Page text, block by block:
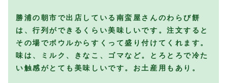
勝浦の朝市で出店している南蛮屋さんのわらび餅
は、行列ができるくらい美味しいです。注文すると
その場でボウルからすくって盛り付けてくれます。
味は、ミルク、きなこ、ゴマなど。とろとろで冷た
い触感がとても美味しいです。お土産用もあり。